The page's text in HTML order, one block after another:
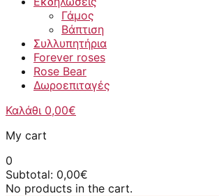
Γάμος
Βάπτιση
Συλλυπητήρια
Forever roses
Rose Bear
Δωροεπιταγές
Καλάθι 0,00€
My cart
0
Subtotal: 0,00€
No products in the cart.